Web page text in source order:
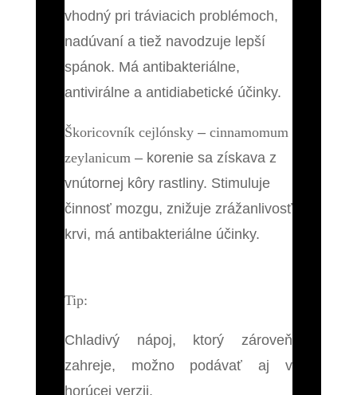
vhodný pri tráviacich problémoch,
nadúvaní a tiež navodzuje lepší
spánok. Má antibakteriálne,
antivirálne a antidiabetické účinky.
Škoricovník cejlónsky– cinnamomum
zeylanicum– korenie sa získava z
vnútornej kôry rastliny. Stimuluje
činnosť mozgu, znižuje zrážanlivosť
krvi, má antibakteriálne účinky.
Tip:
Chladivý nápoj, ktorý zároveň
zahreje, možno podávať aj v
horúcej verzii.